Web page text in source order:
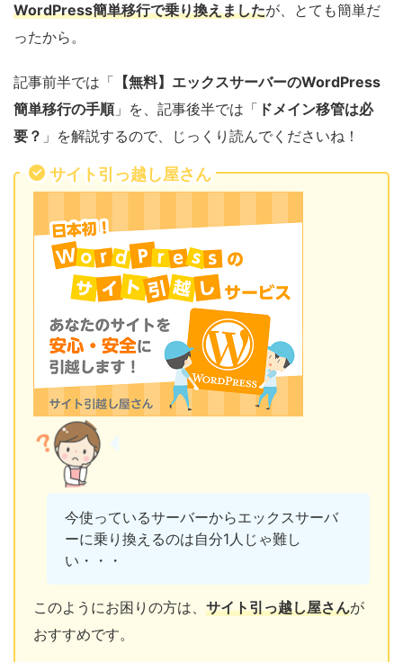
WordPress簡単移行で乗り換えましたが、とても簡単だ
ったから。
記事前半では「 【無料】エックスサーバーのWordPress
簡単移行の手順」を、記事後半では「 ドメイン移管は必
要？ 」を解説するので、じっくり読んでくださいね！
サイト引っ越し屋さん
今使っているサーバーからエックスサーバ
ーに乗り換えるのは自分1人じゃ難し
い・・・
このようにお困りの方は、 サイト引っ越し屋さんが
おすすめです。